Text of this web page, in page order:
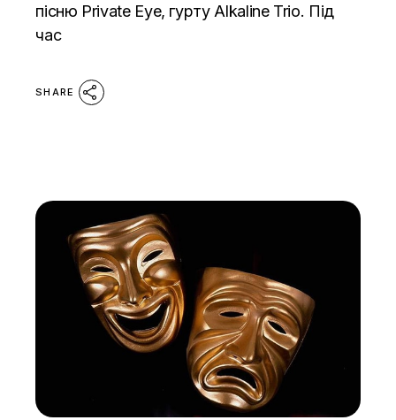
пісню Private Eye, гурту Alkaline Trio. Під
час
SHARE